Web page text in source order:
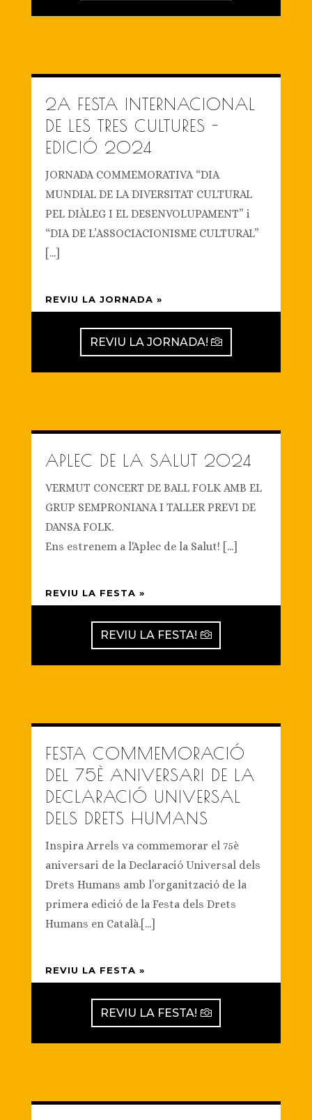
2A FESTA INTERNACIONAL
DE LES TRES CULTURES -
EDICIÓ 2024
JORNADA COMMEMORATIVA “DIA
MUNDIAL DE LA DIVERSITAT CULTURAL
PEL DIÀLEG I EL DESENVOLUPAMENT” i
“DIA DE L’ASSOCIACIONISME CULTURAL”
[...]
REVIU LA JORNADA »
REVIU LA JORNADA!
APLEC DE LA SALUT 2024
VERMUT CONCERT DE BALL FOLK AMB EL
GRUP SEMPRONIANA I TALLER PREVI DE
DANSA FOLK.
Ens estrenem a l'Aplec de la Salut! [...]
REVIU LA FESTA »
REVIU LA FESTA!
FESTA COMMEMORACIÓ
DEL 75È ANIVERSARI DE LA
DECLARACIÓ UNIVERSAL
DELS DRETS HUMANS
Inspira Arrels va commemorar el 75è
aniversari de la Declaració Universal dels
Drets Humans amb l’organització de la
primera edició de la Festa dels Drets
Humans en Català.[...]
REVIU LA FESTA »
REVIU LA FESTA!